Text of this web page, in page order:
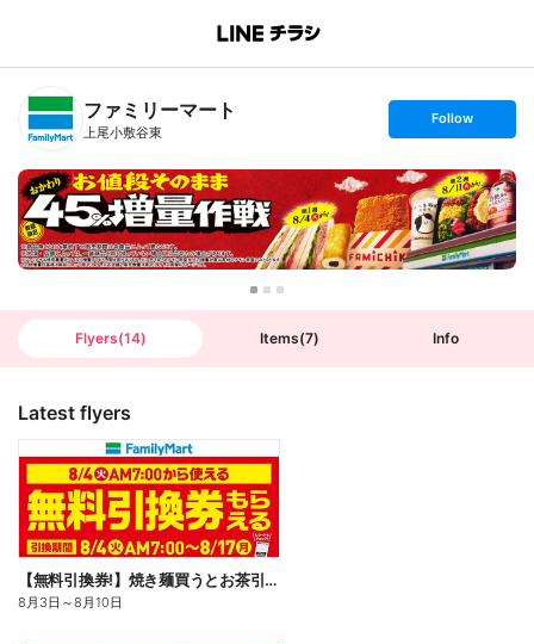
B
n
T
ファミリーマート
上尾小敷谷東
s
t
o
l
l
o
w
Follow
Flyers(14) Items(7) Info
Latest flyers
【無料引換券!】焼き麺買うとお茶引換券貰える!
8月3日 ～8月10日